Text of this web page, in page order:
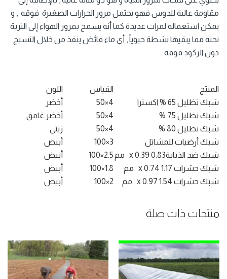
مقاومة عالية للدوس فهو يحتمل مرور الجرارات الصغيرة فوقه , و
يمكن استعماله لمرات عديدة كما أنه يسمح بمرور الهواء إلى التربة
تحته مما يبقيها نشطة حيوياً , أي ماء فائض ينفذ من خلال النسيج
دون الركود فوقه
المنتج القياس
اللون
شبك تظليل 65 % اكسترا
4×50
أخضر
شبك تظليل 75 %
4×50
أخضر غامق
شبك تظليل 80 %
4×50
زيتي
شبك أرضيات للمشاتل
3×100
أبيض
شبك ضد الذبابة0.83 x 0.39 مم
2.5×100
أبيض
شبك حشرات 1.17 x 0.74 مم
1.8×100
أبيض
شبك حشرات 1.54 x 0.97 مم
2×100 أبيض
منتجات ذات صلة